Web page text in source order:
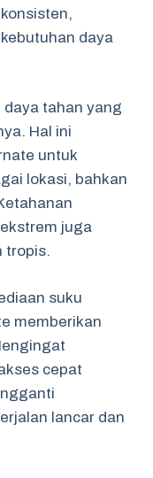
daya
daya tahan yang
Hal ini
untuk
lokasi, bahkan
juga
tropis.
suku
memberikan
cepat
lancar dan